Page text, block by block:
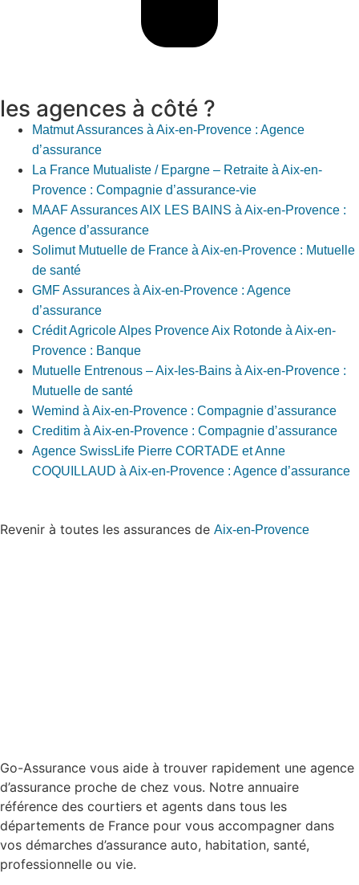
les agences à côté ?
Matmut Assurances à Aix-en-Provence : Agence
d’assurance
La France Mutualiste / Epargne – Retraite à Aix-en-
Provence : Compagnie d’assurance-vie
MAAF Assurances AIX LES BAINS à Aix-en-Provence :
Agence d’assurance
Solimut Mutuelle de France à Aix-en-Provence : Mutuelle
de santé
GMF Assurances à Aix-en-Provence : Agence
d’assurance
Crédit Agricole Alpes Provence Aix Rotonde à Aix-en-
Provence : Banque
Mutuelle Entrenous – Aix-les-Bains à Aix-en-Provence :
Mutuelle de santé
Wemind à Aix-en-Provence : Compagnie d’assurance
Creditim à Aix-en-Provence : Compagnie d’assurance
Agence SwissLife Pierre CORTADE et Anne
COQUILLAUD à Aix-en-Provence : Agence d’assurance
Revenir à toutes les assurances de Aix-en-Provence
Go-Assurance vous aide à trouver rapidement une agence
d’assurance proche de chez vous. Notre annuaire
référence des courtiers et agents dans tous les
départements de France pour vous accompagner dans
vos démarches d’assurance auto, habitation, santé,
professionnelle ou vie.